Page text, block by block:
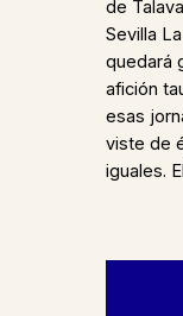
de
Sevilla
quedará
afición
esas
viste de
iguales.